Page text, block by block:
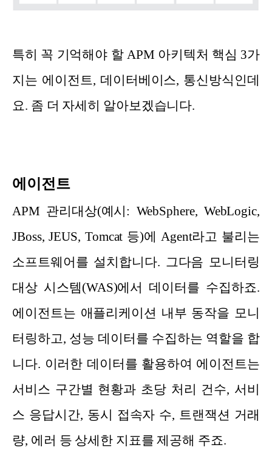
특히 꼭 기억해야 할 APM 아키텍처 핵심 3가
지는 에이전트, 데이터베이스, 통신방식인데
요. 좀 더 자세히 알아보겠습니다.
에이전트
APM 관리대상(예시: WebSphere, WebLogic,
JBoss, JEUS, Tomcat 등)에 Agent라고 불리는
소프트웨어를 설치합니다. 그다음 모니터링
대상 시스템(WAS)에서 데이터를 수집하죠.
에이전트는 애플리케이션 내부 동작을 모니
터링하고, 성능 데이터를 수집하는 역할을 합
니다. 이러한 데이터를 활용하여 에이전트는
서비스 구간별 현황과 초당 처리 건수, 서비
스 응답시간, 동시 접속자 수, 트랜잭션 거래
량, 에러 등 상세한 지표를 제공해 주죠.